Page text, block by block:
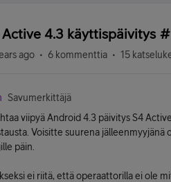
Active 4.3 käyttispäivitys
ago 6 kommenttia 15
Savumerkittäjä
viipyä Android 4.3 päivitys S4
Voisitte suurena jälleenmyyjänä
päin.
ei riitä, että operaattorilla ei ole